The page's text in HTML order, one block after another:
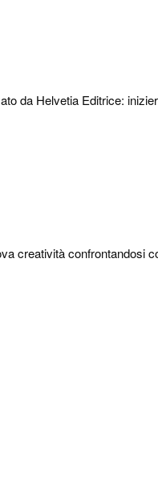
da Helvetia Editrice:
creatività confrontandosi